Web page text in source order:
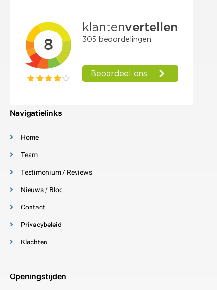
Navigatielinks
Home
Team
Testimonium / Reviews
Nieuws / Blog
Contact
Privacybeleid
Klachten
Openingstijden